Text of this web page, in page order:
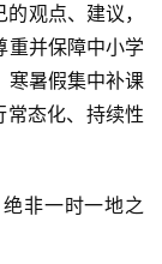
观点、建议，
重并保障中小学
寒暑假集中补课
常态化、持续性
非一时一地之